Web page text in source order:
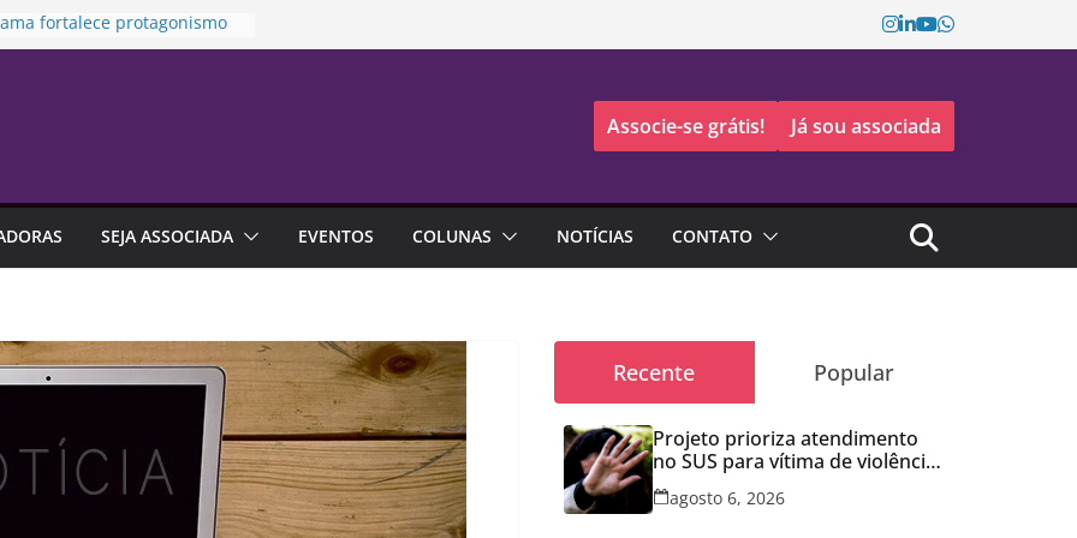
fortalece protagonismo
de franquias
é alternativa de
Associe-se grátis! Já sou associada
SEJA ASSOCIADA EVENTOS COLUNAS NOTÍCIAS CONTATO
Recente Popular
Projeto prioriza atendimento
no SUS para vítima de violência
doméstica
agosto 6, 2026